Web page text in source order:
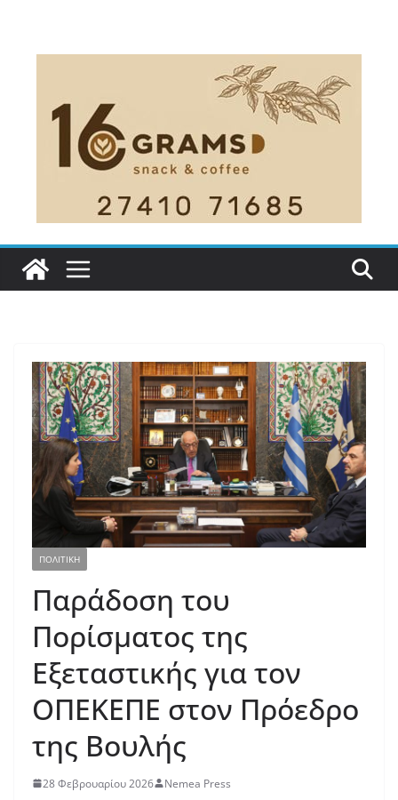
ΠΟΛΙΤΙΚΗ
Παράδοση του
Πορίσματος της
Εξεταστικής για τον
ΟΠΕΚΕΠΕ στον Πρόεδρο
της Βουλής
28 Φεβρουαρίου 2026 Nemea Press